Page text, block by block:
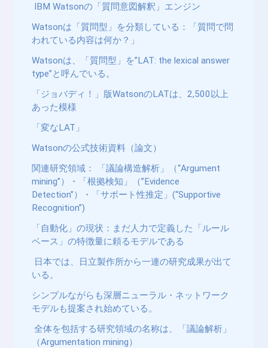
IBM Watsonの「質問意図解釈」エンジン
Watsonは「質問型」を分類している：「質問で問
われている内容は何か？」
Watsonは、「質問型」を”LAT: the lexical answer
type”と呼んでいる。
「ジョバディ！」版WatsonのLATは、2,500以上
あった模様
「変なLAT」
Watsonの公式技術資料（論文）
関連研究領域： 「議論構造解析」（“Argument
mining”）・「根拠検知」（”Evidence
Detection”）・「サポート性推定」(“Supportive
Recognition”)
「自動化」の現状：まだ人力で定義した「ルール
ベース」の特徴量に頼るモデルである
日本では、日立製作所から一連の研究成果が出て
いる。
シンプルながらも深層ニューラル・ネットワーク
モデルも提案され始めている。
全体を包括する研究領域の名称は、「議論解析」
（Argumentation mining）